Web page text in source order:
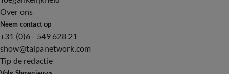
Over ons
Neem contact op
+31 (0)6 - 549 628 21
show@talpanetwork.com
Tip de redactie